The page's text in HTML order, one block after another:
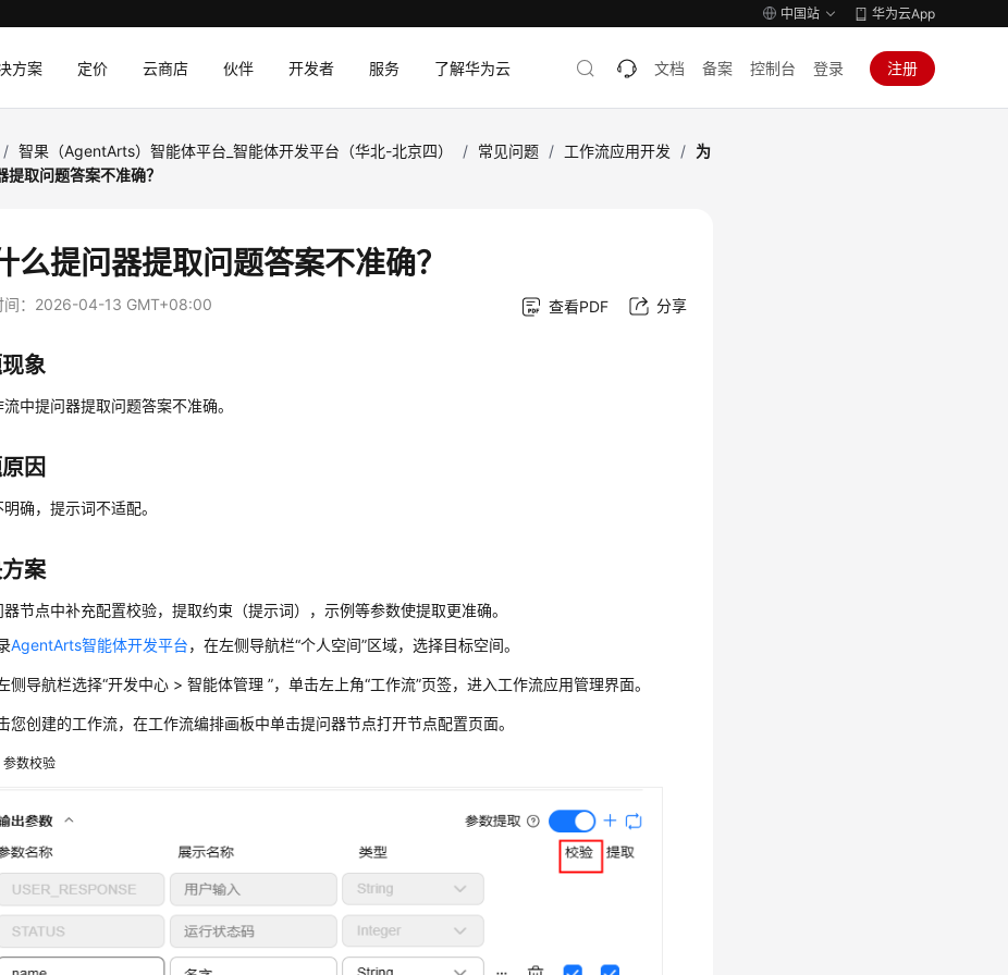
中国站 华为云App
方案 定价 云商店 伙伴 开发者 服务 了解华为云 文档 备案 控制台 登录 注册
/ 智果（AgentArts）智能体平台_智能体开发平台（华北-北京四） / 常见问题 / 工作流应用开发 / 为
提取问题答案不准确？
么提问器提取问题答案不准确？
： 2026-04-13 GMT+08:00 查看PDF 分享
象
中提问器提取问题答案不准确。
因
确，提示词不适配。
案
器节点中补充配置校验，提取约束（提示词），示例等参数使提取更准确。
AgentArts智能体开发平台，在左侧导航栏“个人空间”区域，选择目标空间。
侧导航栏选择“开发中心 > 智能体管理”，单击左上角“工作流”页签，进入工作流应用管理界面。
您创建的工作流，在工作流编排画板中单击提问器节点打开节点配置页面。
参数校验